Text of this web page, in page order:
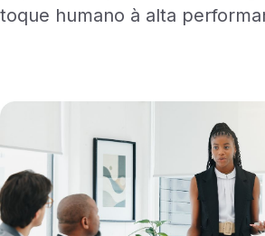
toque humano à alta